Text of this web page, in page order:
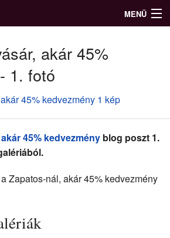
MENÜ
akár 45%
1. fotó
45% kedvezmény blog poszt 1.
Zapatos-nál, akár 45% kedvezmény